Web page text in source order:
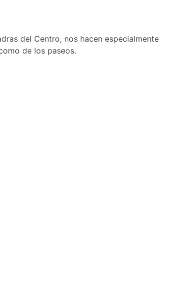
del Centro, nos hacen especialmente
de los paseos.